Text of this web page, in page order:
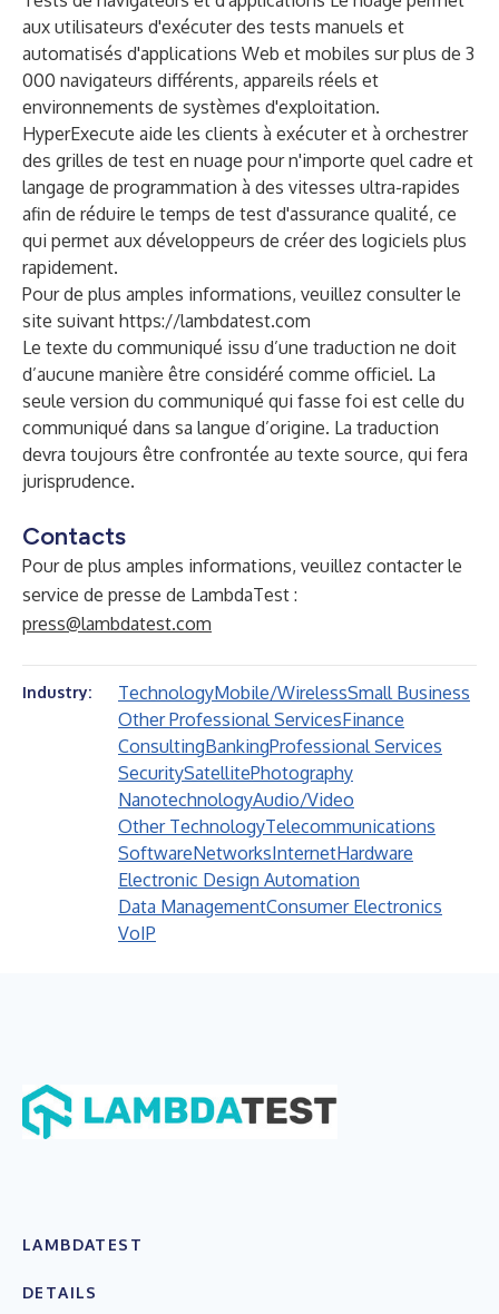
aux utilisateurs d'exécuter des tests manuels et
automatisés d'applications Web et mobiles sur plus de 3
000 navigateurs différents, appareils réels et
environnements de systèmes d'exploitation.
HyperExecute aide les clients à exécuter et à orchestrer
des grilles de test en nuage pour n'importe quel cadre et
langage de programmation à des vitesses ultra-rapides
afin de réduire le temps de test d'assurance qualité, ce
qui permet aux développeurs de créer des logiciels plus
rapidement.
Pour de plus amples informations, veuillez consulter le
site suivant https://lambdatest.com
Le texte du communiqué issu d’une traduction ne doit
d’aucune manière être considéré comme officiel. La
seule version du communiqué qui fasse foi est celle du
communiqué dans sa langue d’origine. La traduction
devra toujours être confrontée au texte source, qui fera
jurisprudence.
Contacts
Pour de plus amples informations, veuillez contacter le
service de presse de LambdaTest :
press@lambdatest.com
Industry: TechnologyMobile/WirelessSmall Business
Other Professional ServicesFinance
ConsultingBankingProfessional Services
SecuritySatellitePhotography
NanotechnologyAudio/Video
Other TechnologyTelecommunications
SoftwareNetworksInternetHardware
Electronic Design Automation
Data ManagementConsumer Electronics
VoIP
LAMBDATEST
DETAILS